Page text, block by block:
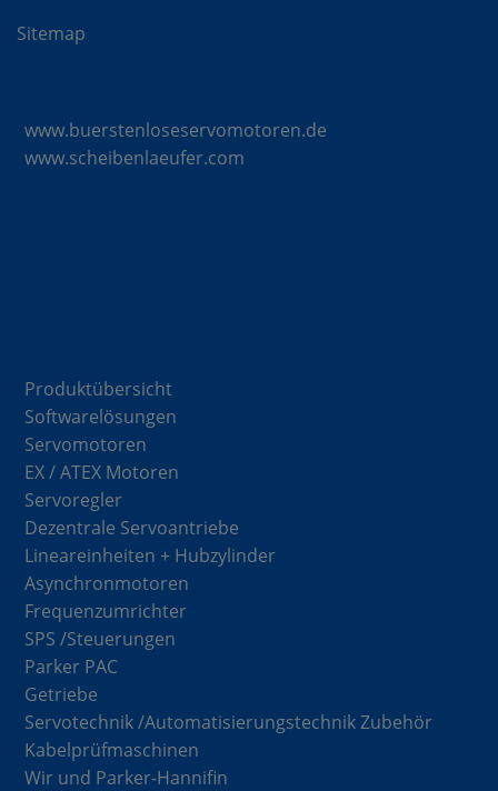
Sitemap
www.buerstenloseservomotoren.de
www.scheibenlaeufer.com
Produktübersicht
Softwarelösungen
Servomotoren
EX / ATEX Motoren
Servoregler
Dezentrale Servoantriebe
Lineareinheiten + Hubzylinder
Asynchronmotoren
Frequenzumrichter
SPS /Steuerungen
Parker PAC
Getriebe
Servotechnik /Automatisierungstechnik Zubehör
Kabelprüfmaschinen
Wir und Parker-Hannifin